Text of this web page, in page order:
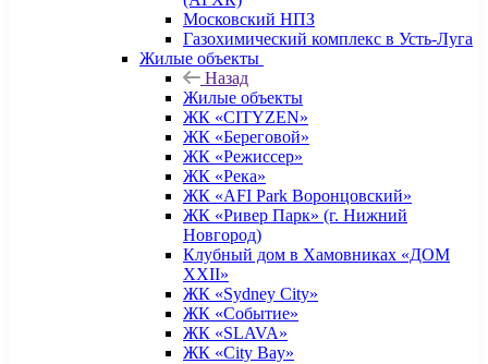
Московский НПЗ
Газохимический комплекс в Усть-Луга
Жилые объекты
Назад
Жилые объекты
ЖК «CITYZEN»
ЖК «Береговой»
ЖК «Режиссер»
ЖК «Река»
ЖК «AFI Park Воронцовский»
ЖК «Ривер Парк» (г. Нижний
Новгород)
Клубный дом в Хамовниках «ДОМ
XXII»
ЖК «Sydney City»
ЖК «Событие»
ЖК «SLAVA»
ЖК «City Bay»